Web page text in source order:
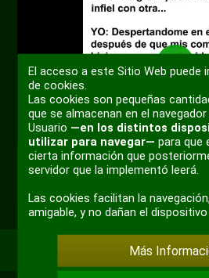
Reproducir
00:00
El acceso a este Sitio Web puede
de cookies.
Las cookies son pequeñas
que se almacenan en el
Usuario —en los distintos
utilizar para navegar— para que
cierta información que
servidor que la implementó leerá.
Las cookies facilitan la
amigable, y no dañan el
Más